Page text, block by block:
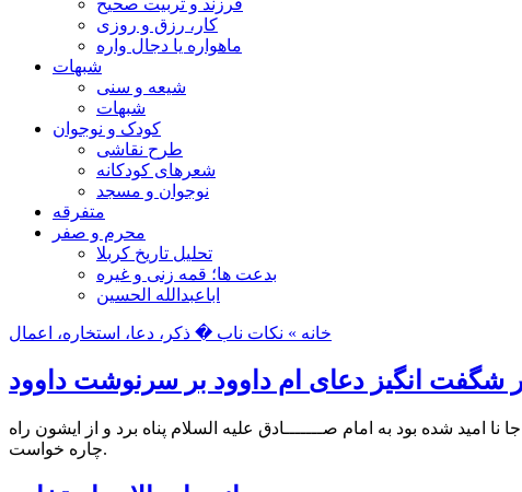
فرزند و تربیت صحیح
کار، رزق و روزی
ماهواره یا دجال واره
شبهات
شیعه و سنی
شبهات
کودک و نوجوان
طرح نقاشی
شعرهای کودکانه
نوجوان و مسجد
متفرقه
محرم و صفر
تحلیل تاریخ کربلا
بدعت ها؛ قمه زنی و غیره
اباعبدالله الحسین
خانه » نکات ناب � ذکر، دعا، استخاره، اعمال
شده بود به امام صـــــــادق علیه السلام پناه برد و از ایشون راه
چاره خواست.